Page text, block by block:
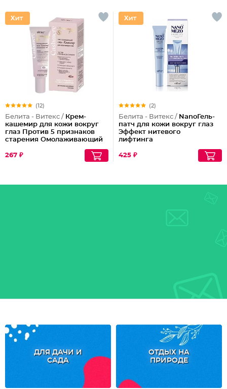
(12)
Белита - Витекс / Крем-
кашемир для кожи вокруг
глаз Против 5 признаков
старения Омолаживающий
267 ₽
(2)
Белита - Витекс / NanoГель-
патч для кожи вокруг глаз
Эффект нитевого
лифтинга
425 ₽
ДЛЯ ДАЧИ И
САДА
ОТДЫХ НА
ПРИРОДЕ